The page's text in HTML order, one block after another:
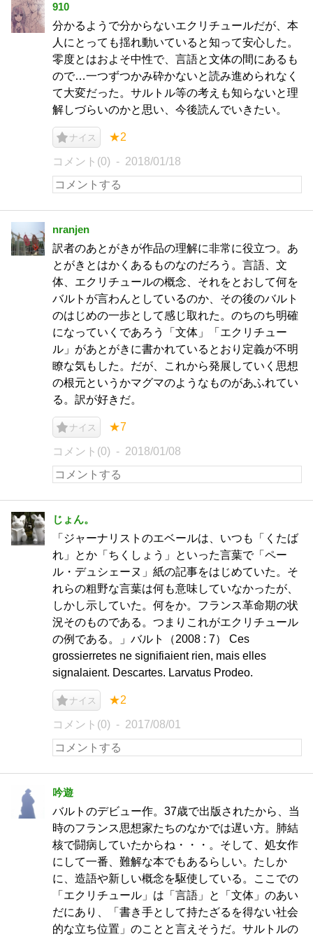
910
分かるようで分からないエクリチュールだが、本
人にとっても揺れ動いていると知って安心した。
零度とはおよそ中性で、言語と文体の間にあるも
ので…一つずつかみ砕かないと読み進められなく
て大変だった。サルトル等の考えも知らないと理
解しづらいのかと思い、今後読んでいきたい。
ナイス ★2
コメント(0) 2018/01/18
nranjen
訳者のあとがきが作品の理解に非常に役立つ。あ
とがきとはかくあるものなのだろう。言語、文
体、エクリチュールの概念、それをとおして何を
バルトが言わんとしているのか、その後のバルト
のはじめの一歩として感じ取れた。のちのち明確
になっていくであろう「文体」「エクリチュー
ル」があとがきに書かれているとおり定義が不明
瞭な気もした。だが、これから発展していく思想
の根元というかマグマのようなものがあふれてい
る。訳が好きだ。
ナイス ★7
コメント(0) 2018/01/08
じょん。
「ジャーナリストのエベールは、いつも「くたば
れ」とか「ちくしょう」といった言葉で「ペー
ル・デュシェーヌ」紙の記事をはじめていた。そ
れらの粗野な言葉は何も意味していなかったが、
しかし示していた。何をか。フランス革命期の状
況そのものである。つまりこれがエクリチュール
の例である。」バルト（2008 : 7） Ces
grossierretes ne signifiaient rien, mais elles
signalaient. Descartes. Larvatus Prodeo.
ナイス ★2
コメント(0) 2017/08/01
吟遊
バルトのデビュー作。37歳で出版されたから、当
時のフランス思想家たちのなかでは遅い方。肺結
核で闘病していたからね・・・。そして、処女作
にして一番、難解な本でもあるらしい。たしか
に、造語や新しい概念を駆使している。ここでの
「エクリチュール」は「言語」と「文体」のあい
だにあり、「書き手として持たざるを得ない社会
的な立ち位置」のことと言えそうだ。サルトルの